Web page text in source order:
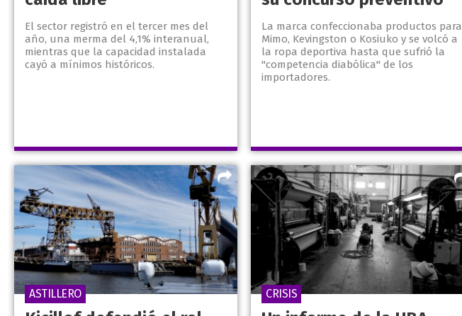
El sector registró en el tercer mes del
año, una merma del 4,1% interanual,
mientras que la capacidad instalada
cayó a mínimos históricos.
La marca confeccionaba productos para
Mimo, Kevingston o Kosiuko y se volcó a
la ropa deportiva hasta que sufrió la
"competencia diabólica" de los
importadores.
ASTILLERO CRISIS